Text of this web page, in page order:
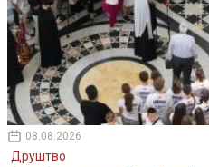
08.08.2026
Друштво